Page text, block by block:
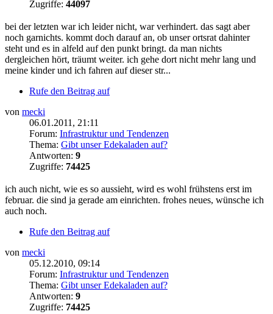
Zugriffe: 44097
bei der letzten war ich leider nicht, war verhindert. das sagt aber
noch garnichts. kommt doch darauf an, ob unser ortsrat dahinter
steht und es in alfeld auf den punkt bringt. da man nichts
dergleichen hört, träumt weiter. ich gehe dort nicht mehr lang und
meine kinder und ich fahren auf dieser str...
Rufe den Beitrag auf
von mecki
06.01.2011, 21:11
Forum: Infrastruktur und Tendenzen
Thema: Gibt unser Edekaladen auf?
Antworten: 9
Zugriffe: 74425
ich auch nicht, wie es so aussieht, wird es wohl frühstens erst im
februar. die sind ja gerade am einrichten. frohes neues, wünsche ich
auch noch.
Rufe den Beitrag auf
von mecki
05.12.2010, 09:14
Forum: Infrastruktur und Tendenzen
Thema: Gibt unser Edekaladen auf?
Antworten: 9
Zugriffe: 74425